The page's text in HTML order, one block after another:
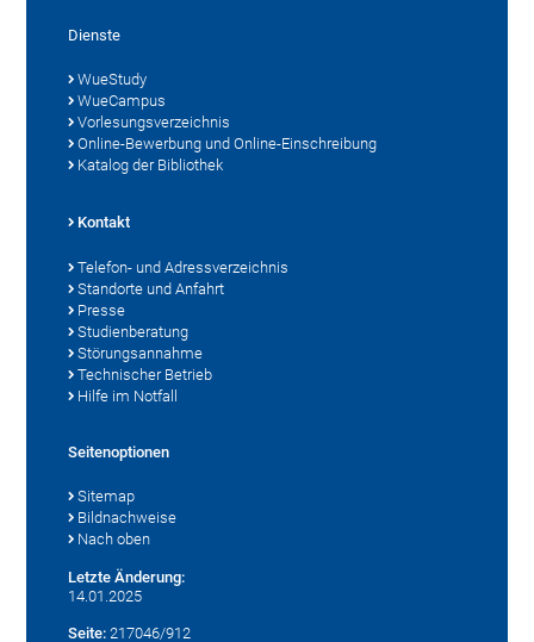
Dienste
WueStudy
WueCampus
Vorlesungsverzeichnis
Online-Bewerbung und Online-Einschreibung
Katalog der Bibliothek
Kontakt
Telefon- und Adressverzeichnis
Standorte und Anfahrt
Presse
Studienberatung
Störungsannahme
Technischer Betrieb
Hilfe im Notfall
Seitenoptionen
Sitemap
Bildnachweise
Nach oben
Letzte Änderung:
14.01.2025
Seite: 217046/912